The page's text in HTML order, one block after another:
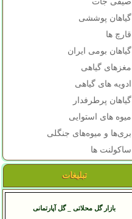
گیاهان پوششی
قارچ ها
گیاهان بومی ایران
مغزهای گیاهی
ادویه های گیاهی
گیاهان پرطرفدار
میوه های استوایی
بری‌ها و میوه‌های جنگلی
ساکولنت ها
تبلیغات
بازار گل محلاتی _ گل آپارتمانی